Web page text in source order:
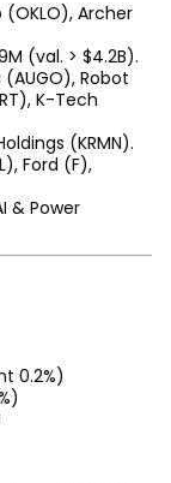
Archer
(val. > $4.2B).
Robot
K-Tech
(KRMN).
Ford (F),
& Power
0.2%)